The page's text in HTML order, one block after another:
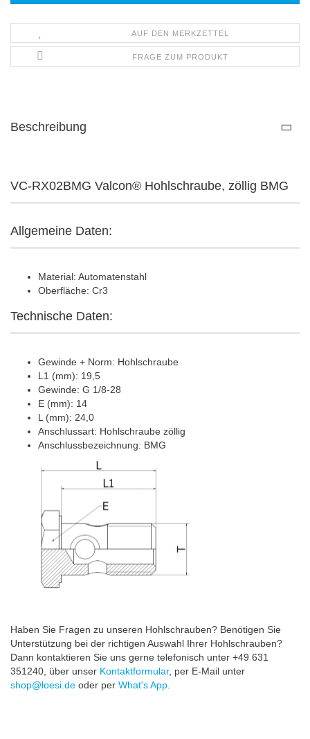
AUF DEN MERKZETTEL
FRAGE ZUM PRODUKT
Beschreibung
VC-RX02BMG Valcon® Hohlschraube, zöllig BMG
Allgemeine Daten:
Material: Automatenstahl
Oberfläche: Cr3
Technische Daten:
Gewinde + Norm: Hohlschraube
L1 (mm): 19,5
Gewinde: G 1/8-28
E (mm): 14
L (mm): 24,0
Anschlussart: Hohlschraube zöllig
Anschlussbezeichnung: BMG
Haben Sie Fragen zu unseren Hohlschrauben? Benötigen Sie
Unterstützung bei der richtigen Auswahl Ihrer Hohlschrauben?
Dann kontaktieren Sie uns gerne telefonisch unter +49 631
351240, über unser Kontaktformular, per E-Mail unter
shop@loesi.de oder per What's App.